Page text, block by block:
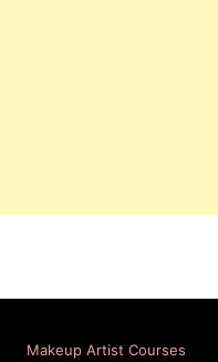
Makeup Artist Courses